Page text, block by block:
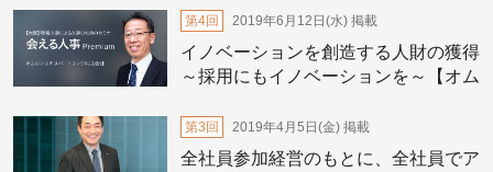
イノベーションを創造する人財の獲得
～採用にもイノベーションを～【オム
さん】
第4回 2019年6月12日(水)掲載
全社員参加経営のもとに、全社員でア
第3回 2019年4月5日(金)掲載